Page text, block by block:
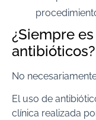
¿Siempre
antibióticos?
No
El uso de
clínica realizada